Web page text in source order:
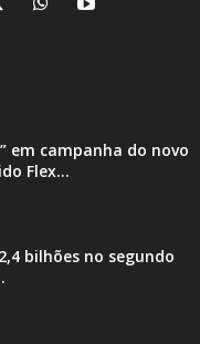
em campanha do novo
Flex...
bilhões no segundo